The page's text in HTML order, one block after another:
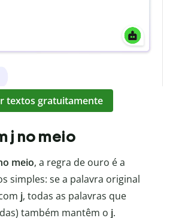
textos gratuitamente
j no meio
meio, a regra de ouro é a
simples: se a palavra original
j, todas as palavras que
também mantêm o j.